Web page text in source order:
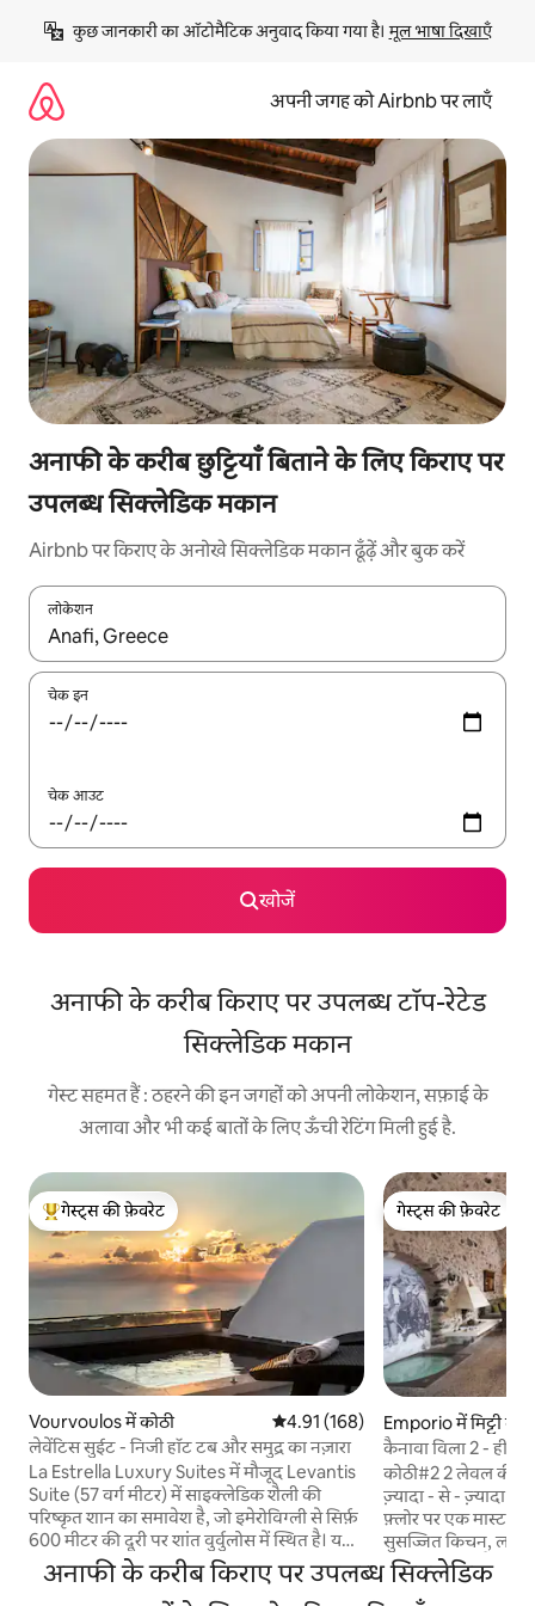
छोड़कर
कॉन्टेंट
कुछ जानकारी का ऑटोमैटिक अनुवाद किया गया है। मूल भाषा दिखाएँ
अपनी जगह को Airbnb पर लाएँ
अनाफी के करीब छुट्टियाँ बिताने के लिए किराए पर
उपलब्ध सिक्लेडिक मकान
Airbnb पर किराए के अनोखे सिक्लेडिक मकान ढूँढ़ें और बुक करें
लोकेशन
नतीजों के उपलब्ध होने पर, अप और डाउन 'ऐरो की' का इस्तेमाल करके नेविगेट
चेक इन
चेक आउट
खोजें
अनाफी के करीब किराए पर उपलब्ध टॉप-रेटेड
सिक्लेडिक मकान
गेस्ट सहमत हैं : ठहरने की इन जगहों को अपनी लोकेशन, सफ़ाई के
अलावा और भी कई बातों के लिए ऊँची रेटिंग मिली हुई है.
गेस्ट्स का टॉप फ़ेवरेट
गेस्ट्स की फ़ेवरेट
Vourvoulos में कोठी औसत रेटिंग 5 में से 4.91, 168 समीक्षाएँ
4.91 (168)
लेवेंटिस सुईट - निजी हॉट टब और समुद्र का नज़ारा
La Estrella Luxury Suites में मौजूद Levantis
Suite (57 वर्ग मीटर) में साइक्लेडिक शैली की
परिष्कृत शान का समावेश है, जो इमेरोविग्ली से सिर्फ़
600 मीटर की दूरी पर शांत वुर्वुलोस में स्थित है। यहाँ
से एजियन सागर का नज़ारा बिना किसी रुकावट के
दिखाई देता है। इसकी बालकनी पर एक निजी
गेस्ट्स की फ़ेवरेट
गेस्ट्स की फ़ेवरेट
Emporio में मिट्टी का
कैनावा विला 2 - हीटेड
कोठी#2 2 लेवल की
ज़्यादा - से - ज़्यादा 6
फ़्लोर पर एक मास्टर
सुसज्जित किचन,
4 सिंगल फ़्लोर मैट्रेस
बाथरूम है। जकूज़ी,
अनाफी के करीब किराए पर उपलब्ध सिक्लेडिक